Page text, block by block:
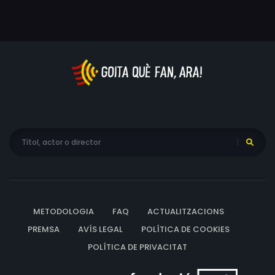
METODOLOGIA FAQ
ACTUALITZACIONS
PREMSA
AVÍS LEGAL
POLÍTICA DE COOKIES
POLÍTICA DE PRIVACITAT